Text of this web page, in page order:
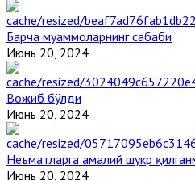
Барча муаммоларнинг сабаби
Июнь 20, 2024
Вожиб бўлди
Июнь 20, 2024
Неъматларга амалий шукр
Июнь 20, 2024